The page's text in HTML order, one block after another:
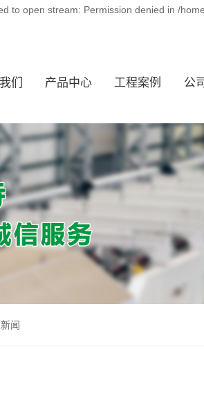
open stream: Permission denied in /
们 产品中心 工程案例 公
闻